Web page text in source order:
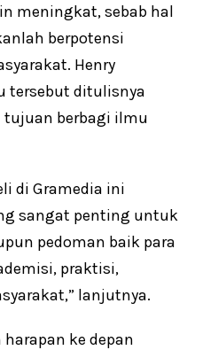
meningkat, sebab hal
berpotensi
Henry
tersebut ditulisnya
tujuan berbagi ilmu
di Gramedia ini
sangat penting untuk
pedoman baik para
praktisi,
lanjutnya.
ke depan